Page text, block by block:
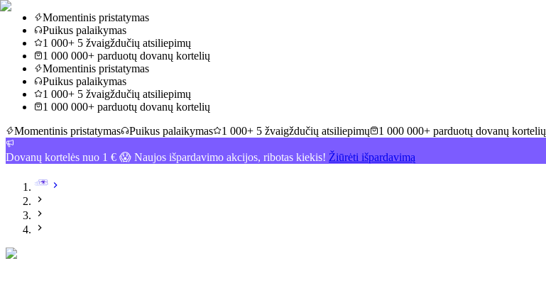
Momentinis pristatymas
Puikus palaikymas
1 000+ 5 žvaigždučių atsiliepimų
1 000 000+ parduotų dovanų kortelių
Momentinis pristatymas
Puikus palaikymas
1 000+ 5 žvaigždučių atsiliepimų
1 000 000+ parduotų dovanų kortelių
Momentinis pristatymas
Puikus palaikymas 1 000+ 5 žvaigždučių atsiliepimų 1 000 000+ parduotų dovanų kortelių
Dovanų kortelės nuo 1 € 😱 Naujos išpardavimo akcijos, ribotas kiekis! Žiūrėti išpardavimą